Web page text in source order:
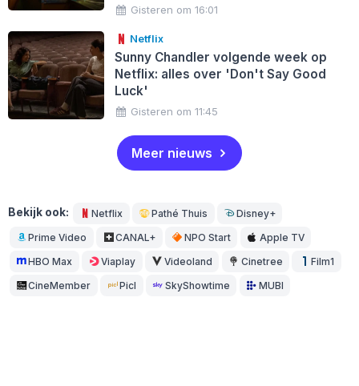
Gisteren om 16:01
Netflix
Sunny Chandler volgende week op
Netflix: alles over 'Don't Say Good
Luck'
Gisteren om 11:45
Meer nieuws
Bekijk ook: Netflix Pathé Thuis Disney+
Prime Video CANAL+ NPO Start Apple TV
HBO Max Viaplay Videoland Cinetree Film1
CineMember Picl SkyShowtime MUBI